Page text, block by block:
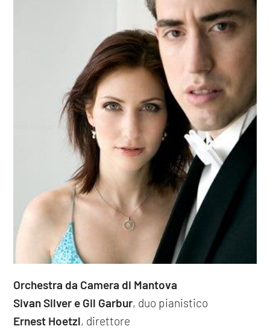
Orchestra da Camera di Mantova
Sivan Silver e Gil Garbur, duo pianistico
Ernest Hoetzl, direttore